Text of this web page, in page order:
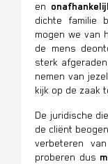
en
dichte familie
mogen we van
de mens
sterk
nemen van
kijk op de zaak
De juridische
de cliënt
verbeteren
proberen dus